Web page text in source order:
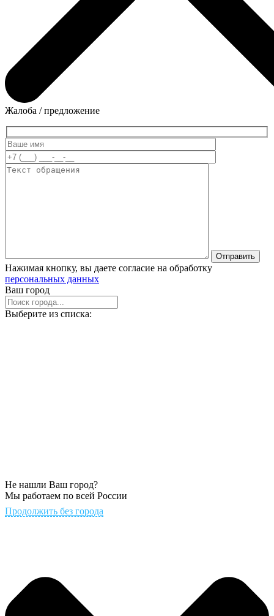
Жалоба / предложение
Нажимая кнопку, вы даете согласие на обработку
персональных данных
Ваш город
Выберите из списка:
Не нашли Ваш город?
Мы работаем по всей России
Продолжить без города